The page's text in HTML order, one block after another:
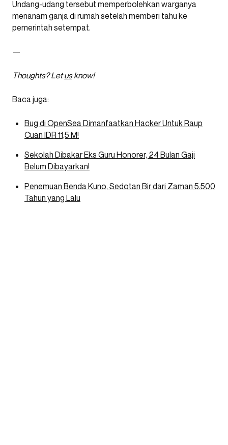
Undang-udang tersebut memperbolehkan warganya
menanam ganja di rumah setelah memberi tahu ke
pemerintah setempat.
—
Thoughts?Letusknow!
Baca juga:
Bug di OpenSea Dimanfaatkan Hacker Untuk Raup
Cuan IDR 11,5 M!
Sekolah Dibakar Eks Guru Honorer, 24 Bulan Gaji
Belum Dibayarkan!
Penemuan Benda Kuno, Sedotan Bir dari Zaman 5.500
Tahun yang Lalu